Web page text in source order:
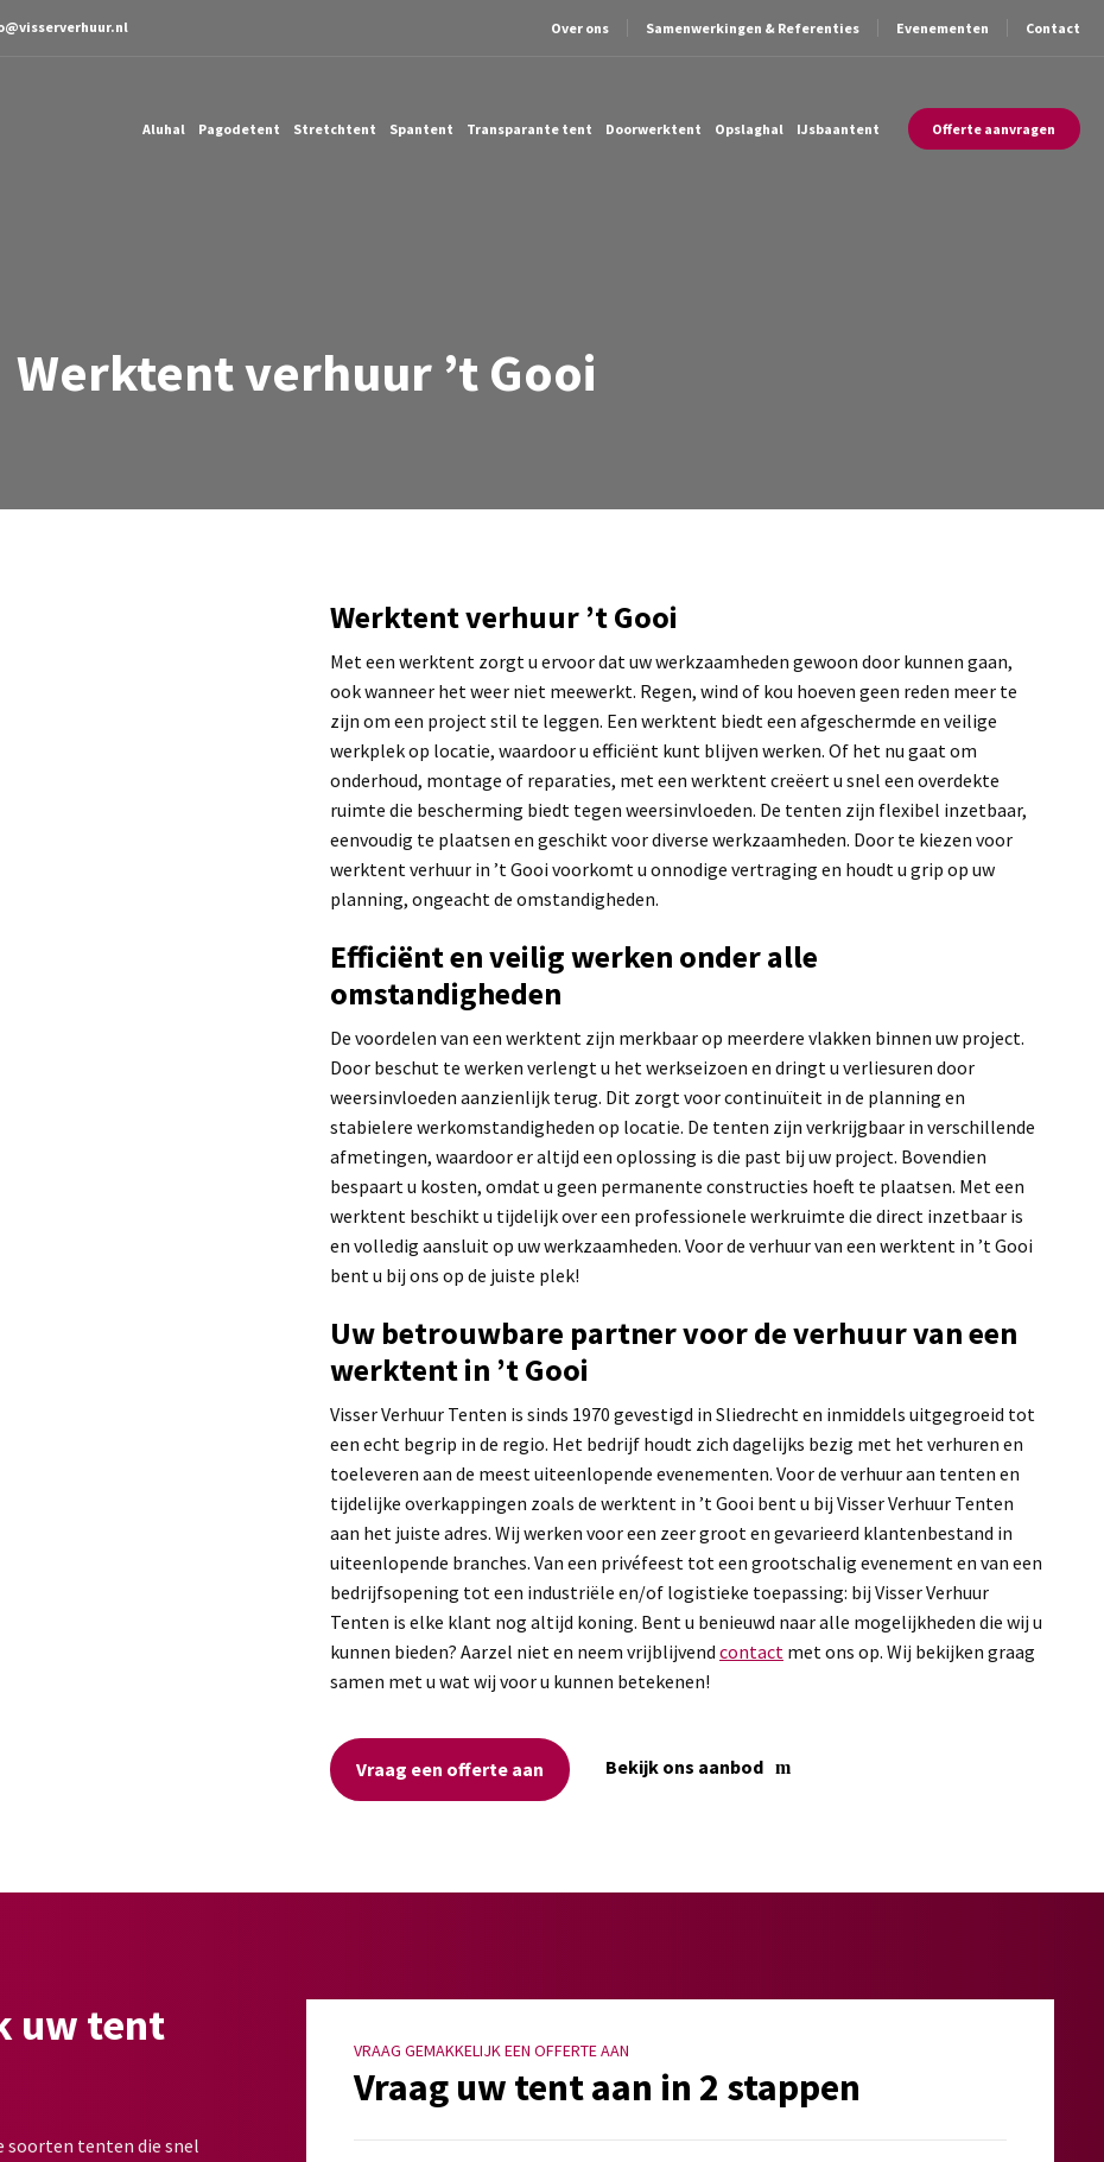
Over ons Samenwerkingen & Referenties Evenementen Contact
Aluhal Pagodetent Stretchtent Spantent Transparante tent Doorwerktent Opslaghal IJsbaantent Offerte aanvragen
Werktent verhuur ’t Gooi
Werktent verhuur ’t Gooi
Met een werktent zorgt u ervoor dat uw werkzaamheden gewoon door kunnen gaan,
ook wanneer het weer niet meewerkt. Regen, wind of kou hoeven geen reden meer te
zijn om een project stil te leggen. Een werktent biedt een afgeschermde en veilige
werkplek op locatie, waardoor u efficiënt kunt blijven werken. Of het nu gaat om
onderhoud, montage of reparaties, met een werktent creëert u snel een overdekte
ruimte die bescherming biedt tegen weersinvloeden. De tenten zijn flexibel inzetbaar,
eenvoudig te plaatsen en geschikt voor diverse werkzaamheden. Door te kiezen voor
werktent verhuur in ’t Gooi voorkomt u onnodige vertraging en houdt u grip op uw
planning, ongeacht de omstandigheden.
Efficiënt en veilig werken onder alle
omstandigheden
De voordelen van een werktent zijn merkbaar op meerdere vlakken binnen uw project.
Door beschut te werken verlengt u het werkseizoen en dringt u verliesuren door
weersinvloeden aanzienlijk terug. Dit zorgt voor continuïteit in de planning en
stabielere werkomstandigheden op locatie. De tenten zijn verkrijgbaar in verschillende
afmetingen, waardoor er altijd een oplossing is die past bij uw project. Bovendien
bespaart u kosten, omdat u geen permanente constructies hoeft te plaatsen. Met een
werktent beschikt u tijdelijk over een professionele werkruimte die direct inzetbaar is
en volledig aansluit op uw werkzaamheden. Voor de verhuur van een werktent in ’t Gooi
bent u bij ons op de juiste plek!
Uw betrouwbare partner voor de verhuur van een
werktent in ’t Gooi
Visser Verhuur Tenten is sinds 1970 gevestigd in Sliedrecht en inmiddels uitgegroeid tot
een echt begrip in de regio. Het bedrijf houdt zich dagelijks bezig met het verhuren en
toeleveren aan de meest uiteenlopende evenementen. Voor de verhuur aan tenten en
tijdelijke overkappingen zoals de werktent in ’t Gooi bent u bij Visser Verhuur Tenten
aan het juiste adres. Wij werken voor een zeer groot en gevarieerd klantenbestand in
uiteenlopende branches. Van een privéfeest tot een grootschalig evenement en van een
bedrijfsopening tot een industriële en/of logistieke toepassing: bij Visser Verhuur
Tenten is elke klant nog altijd koning. Bent u benieuwd naar alle mogelijkheden die wij u
kunnen bieden? Aarzel niet en neem vrijblijvend contact met ons op. Wij bekijken graag
samen met u wat wij voor u kunnen betekenen!
Vraag een offerte aan Bekijk ons aanbod
uw tent
soorten tenten die snel
VRAAG GEMAKKELIJK EEN OFFERTE AAN
Vraag uw tent aan in 2 stappen